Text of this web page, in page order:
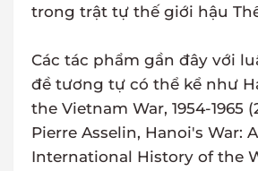
trong trật tự thế giới hậu
Các tác phẩm gần đây với
đề tương tự có thể kể như
the Vietnam War, 1954-1965
Pierre Asselin, Hanoi's War:
International History of the